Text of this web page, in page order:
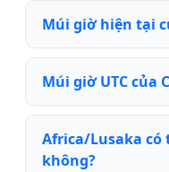
Múi giờ hiện tại
Múi giờ UTC của
Africa/Lusaka
không?